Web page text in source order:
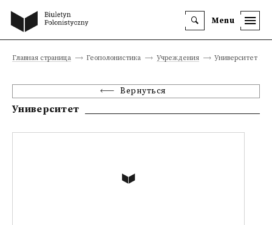
Menu
Главная страница Геополонистика Учреждения Университет
Вернуться
Университет